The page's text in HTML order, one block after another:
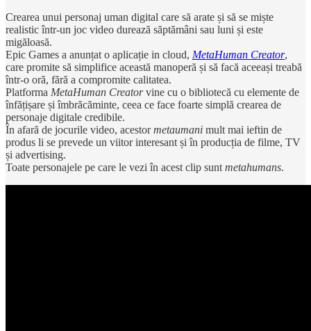
Crearea unui personaj uman digital care să arate și să se miște
realistic într-un joc video durează săptămâni sau luni și este
migăloasă.
Epic Games a anunțat o aplicație in cloud, MetaHuman Creator,
care promite să simplifice această manoperă și să facă aceeași treabă
într-o oră, fără a compromite calitatea.
Platforma MetaHuman Creatorvine cu o bibliotecă cu elemente de
înfățișare și îmbrăcăminte, ceea ce face foarte simplă crearea de
personaje digitale credibile.
În afară de jocurile video, acestormetaumani mult mai ieftin de
produs li se prevede un viitor interesant și în producția de filme, TV
și advertising.
Toate personajele pe care le vezi în acest clip sunt metahumans.